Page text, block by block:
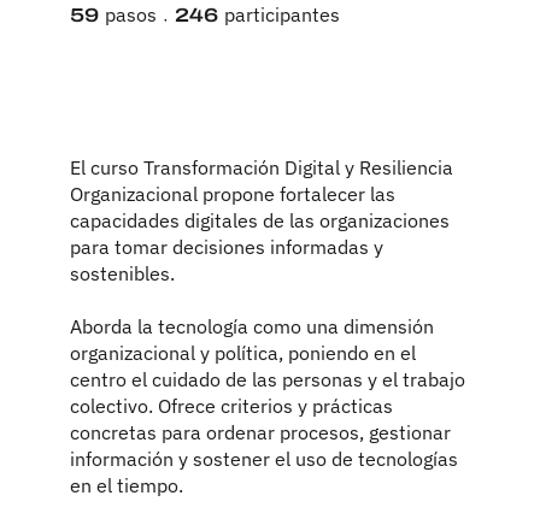
59 pasos 59 pasos
246 participantes
El curso Transformación Digital y Resiliencia
Organizacional propone fortalecer las
capacidades digitales de las organizaciones
para tomar decisiones informadas y
sostenibles.
Aborda la tecnología como una dimensión
organizacional y política, poniendo en el
centro el cuidado de las personas y el trabajo
colectivo. Ofrece criterios y prácticas
concretas para ordenar procesos, gestionar
información y sostener el uso de tecnologías
en el tiempo.